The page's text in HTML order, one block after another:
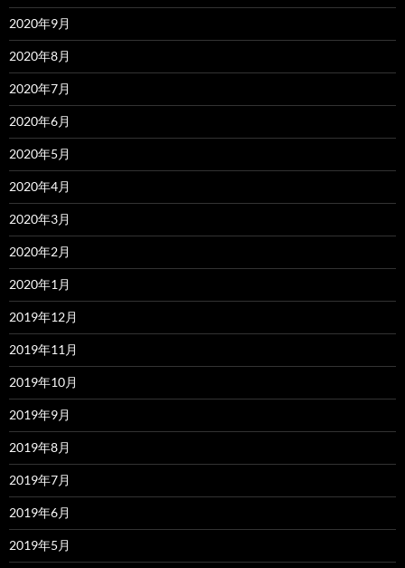
2020年9月
2020年8月
2020年7月
2020年6月
2020年5月
2020年4月
2020年3月
2020年2月
2020年1月
2019年12月
2019年11月
2019年10月
2019年9月
2019年8月
2019年7月
2019年6月
2019年5月